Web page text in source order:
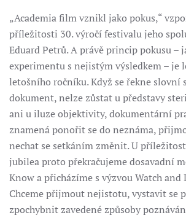
„Academia film vznikl jako pokus,“
příležitosti 30. výročí festivalu jeho
Eduard Petrů. A právě princip pokusu –
experimentu s nejistým výsledkem – je
letošního ročníku. Když se řekne slovní
dokument, nelze zůstat u představy
ani u iluze objektivity, dokumentární
znamená ponořit se do neznáma,
nechat se setkáním změnit. U
jubilea proto překračujeme dosavadní
Know a přicházíme s výzvou Watch and
Chceme přijmout nejistotu, vystavit se
zpochybnit zavedené způsoby